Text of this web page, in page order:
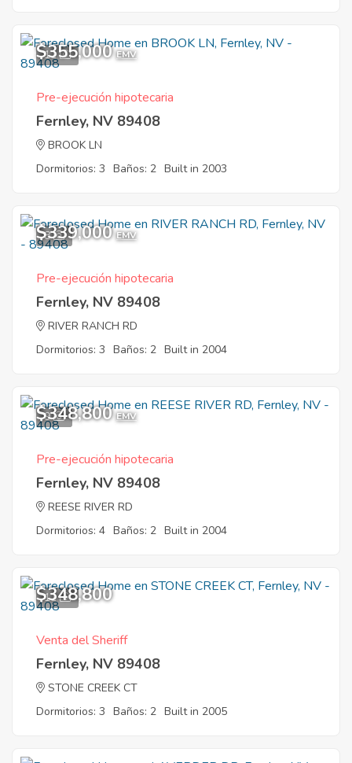
11
$355,000 EMV
Pre-ejecución hipotecaria
Fernley, NV 89408
BROOK LN
Dormitorios: 3 Baños: 2 Built in 2003
8
$339,000 EMV
Pre-ejecución hipotecaria
Fernley, NV 89408
RIVER RANCH RD
Dormitorios: 3 Baños: 2 Built in 2004
9
$348,800 EMV
Pre-ejecución hipotecaria
Fernley, NV 89408
REESE RIVER RD
Dormitorios: 4 Baños: 2 Built in 2004
11
$348,800
Venta del Sheriff
Fernley, NV 89408
STONE CREEK CT
Dormitorios: 3 Baños: 2 Built in 2005